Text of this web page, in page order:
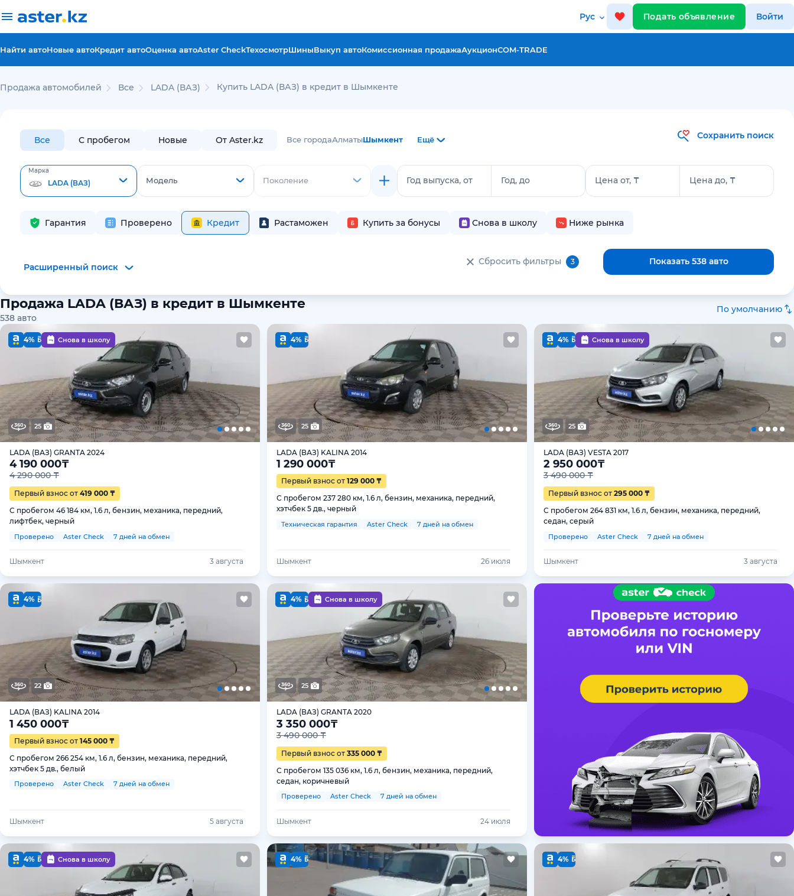
Рус Подать объявление Войти
Найти автоНовые автоКредит автоОценка автоAster CheckТехосмотрШиныВыкуп автоКомиссионная продажаАукционCOM-TRADE
Продажа автомобилей Все LADA (ВАЗ) Купить LADA (ВАЗ) в кредит в Шымкенте
Все С пробегом Новые От Aster.kz Все городаАлматыШымкент Ещё Сохранить поиск
Марка
LADA (ВАЗ) Модель Поколение Год выпуска, от Год, до Цена от, ₸ Цена до, ₸
Гарантия Проверено Кредит Растаможен Купить за бонусы Снова в школу Ниже рынка
Расширенный поиск
Сбросить фильтры 3 Показать 538 авто
Продажа LADA (ВАЗ) в кредит в Шымкенте
538 авто
По умолчанию
4% Снова в школу
25
LADA (ВАЗ) GRANTA 2024
4 190 000₸
4 290 000 ₸
Первый взнос от 419 000 ₸
С пробегом 46 184 км, 1.6 л, бензин, механика, передний,
лифтбек, черный
Проверено Aster Check 7 дней на обмен
Шымкент 3 августа
4%
25
LADA (ВАЗ) KALINA 2014
1 290 000₸
Первый взнос от 129 000 ₸
С пробегом 237 280 км, 1.6 л, бензин, механика, передний,
хэтчбек 5 дв., черный
Техническая гарантия Aster Check 7 дней на обмен
Шымкент 26 июля
4% Снова в школу
25
LADA (ВАЗ) VESTA 2017
2 950 000₸
3 490 000 ₸
Первый взнос от 295 000 ₸
С пробегом 264 831 км, 1.6 л, бензин, механика, передний,
седан, серый
Проверено Aster Check 7 дней на обмен
Шымкент 3 августа
4%
22
LADA (ВАЗ) KALINA 2014
1 450 000₸
Первый взнос от 145 000 ₸
С пробегом 266 254 км, 1.6 л, бензин, механика, передний,
хэтчбек 5 дв., белый
Проверено Aster Check 7 дней на обмен
Шымкент 5 августа
4% Снова в школу
25
LADA (ВАЗ) GRANTA 2020
3 350 000₸
3 490 000 ₸
Первый взнос от 335 000 ₸
С пробегом 135 036 км, 1.6 л, бензин, механика, передний,
седан, коричневый
Проверено Aster Check 7 дней на обмен
Шымкент 24 июля
4% Снова в школу 4% 4%